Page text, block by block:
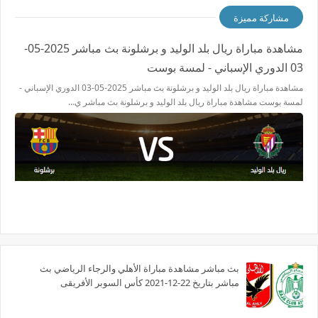
مشاركة مميزة
مشاهدة مباراة ريال بلد الوليد و برشلونة بث مباشر 2025-05-
03 الدوري الإسباني - لمسة بوست
مشاهدة مباراة ريال بلد الوليد و برشلونة بث مباشر 2025-05-03 الدوري الإسباني -
لمسة بوست مشاهدة مباراة ريال بلد الوليد و برشلونة بث مباشر ي…
بث مباشر مشاهدة مباراة الأهلي والرجاء الرياضي بث
مباشر بتاريخ 22-12-2021 كأس السوبر الأفريقى